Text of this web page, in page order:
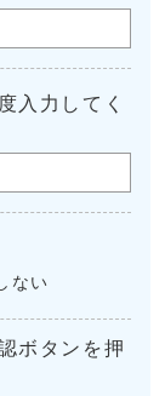
入力してく
ない
ボタンを押